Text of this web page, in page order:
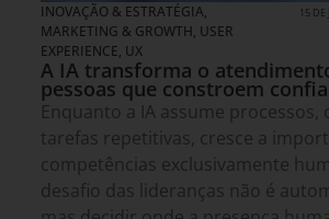
INOVAÇÃO & ESTRATÉGIA,
MARKETING & GROWTH, USER
EXPERIENCE, UX
15
A IA transforma o
pessoas que constroem
Enquanto a IA assume processos,
tarefas repetitivas, cresce a
competências exclusivamente
desafio das lideranças não é